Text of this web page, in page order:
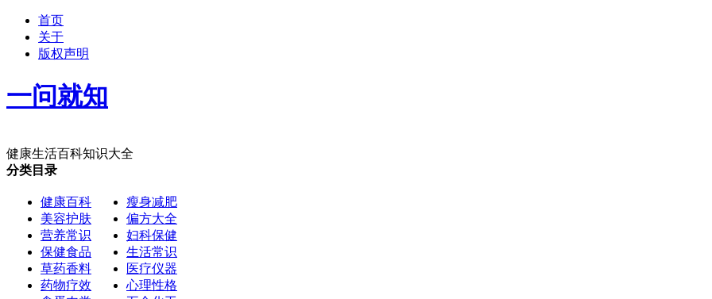
首页
关于
版权声明
一问就知
健康生活百科知识大全
分类目录
健康百科
美容护肤
营养常识
保健食品
草药香料
药物疗效
瘦身减肥
偏方大全
妇科保健
生活常识
医疗仪器
心理性格